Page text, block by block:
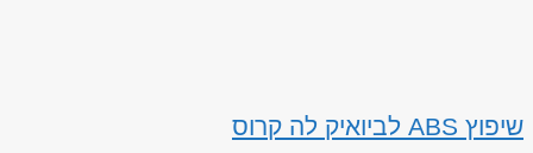
שיפוץ ABS לביואיק לה קרוס